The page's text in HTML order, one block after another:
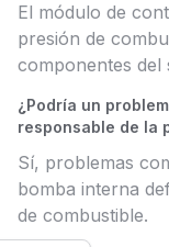
El módulo de
presión de
componentes del
¿Podría un
responsable de la
Sí, problemas
bomba interna
de combustible.